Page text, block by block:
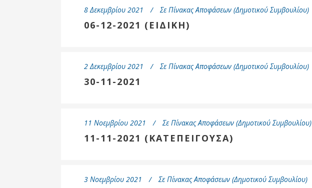
8 Δεκεμβρίου 2021 Σε Πίνακας Αποφάσεων (Δημοτικού Συμβουλίου)
06-12-2021 (ΕΙΔΙΚΗ)
2 Δεκεμβρίου 2021 Σε Πίνακας Αποφάσεων (Δημοτικού Συμβουλίου)
30-11-2021
11 Νοεμβρίου 2021 Σε Πίνακας Αποφάσεων (Δημοτικού Συμβουλίου)
11-11-2021 (ΚΑΤΕΠΕΙΓΟΥΣΑ)
3 Νοεμβρίου 2021 Σε Πίνακας Αποφάσεων (Δημοτικού Συμβουλίου)